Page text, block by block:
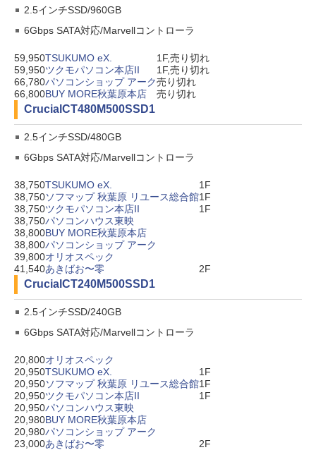
2.5インチSSD/960GB
6Gbps SATA対応/Marvellコントローラ
59,950TSUKUMO eX.
1F,売り切れ
59,950ツクモパソコン本店II
1F,売り切れ
66,780パソコンショップ アーク売り切れ
66,800BUY MORE秋葉原本店 売り切れ
Crucial CT480M500SSD1
2.5インチSSD/480GB
6Gbps SATA対応/Marvellコントローラ
38,750TSUKUMO eX.
1F
38,750ソフマップ 秋葉原 リユース総合館1F
38,750ツクモパソコン本店II
1F
38,750パソコンハウス東映
38,800BUY MORE秋葉原本店
38,800パソコンショップ アーク
39,800オリオスペック
41,540あきばお〜零 2F
Crucial CT240M500SSD1
2.5インチSSD/240GB
6Gbps SATA対応/Marvellコントローラ
20,800オリオスペック
20,950TSUKUMO eX.
1F
20,950ソフマップ 秋葉原 リユース総合館1F
20,950ツクモパソコン本店II
1F
20,950パソコンハウス東映
20,980BUY MORE秋葉原本店
20,980パソコンショップ アーク
23,000あきばお〜零 2F